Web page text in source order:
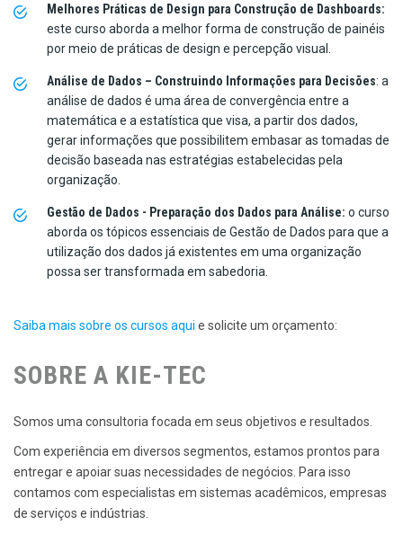
Melhores Práticas de Design para Construção de Dashboards:
este curso aborda a melhor forma de construção de painéis
por meio de práticas de design e percepção visual.
Análise de Dados – Construindo Informações para Decisões: a
análise de dados é uma área de convergência entre a
matemática e a estatística que visa, a partir dos dados,
gerar informações que possibilitem embasar as tomadas de
decisão baseada nas estratégias estabelecidas pela
organização.
Gestão de Dados - Preparação dos Dados para Análise: o curso
aborda os tópicos essenciais de Gestão de Dados para que a
utilização dos dados já existentes em uma organização
possa ser transformada em sabedoria.
Saiba mais sobre os cursos aqui e solicite um orçamento:
SOBRE A KIE-TEC
Somos uma consultoria focada em seus objetivos e resultados.
Com experiência em diversos segmentos, estamos prontos para
entregar e apoiar suas necessidades de negócios. Para isso
contamos com especialistas em sistemas acadêmicos, empresas
de serviços e indústrias.